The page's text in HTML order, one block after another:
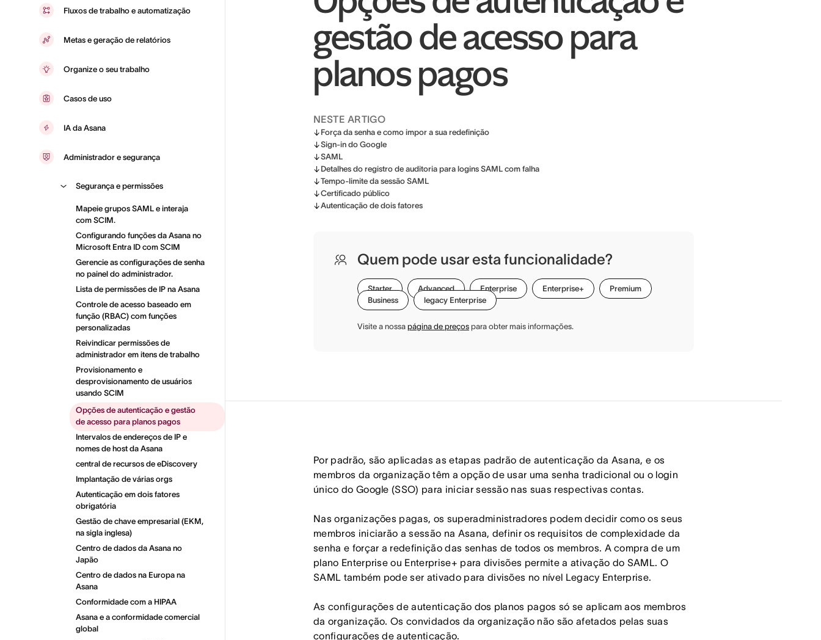
Fluxos de trabalho e automatização
Metas e geração de relatórios
Organize o seu trabalho
Casos de uso
IA da Asana
Administrador e segurança
Segurança e permissões
Mapeie grupos SAML e interaja
com SCIM.
Configurando funções da Asana no
Microsoft Entra ID com SCIM
Gerencie as configurações de senha
no painel do administrador.
Lista de permissões de IP na Asana
Controle de acesso baseado em
função (RBAC) com funções
personalizadas
Reivindicar permissões de
administrador em itens de trabalho
Provisionamento e
desprovisionamento de usuários
usando SCIM
Opções de autenticação e gestão
de acesso para planos pagos
Intervalos de endereços de IP e
nomes de host da Asana
central de recursos de eDiscovery
Implantação de várias orgs
Autenticação em dois fatores
obrigatória
Gestão de chave empresarial (EKM,
na sigla inglesa)
Centro de dados da Asana no
Japão
Centro de dados na Europa na
Asana
Conformidade com a HIPAA
Asana e a conformidade comercial
global
gestão de acesso para
planos pagos
NESTE ARTIGO
Força da senha e como impor a sua redefinição
Sign-in do Google
SAML
Detalhes do registro de auditoria para logins SAML com falha
Tempo-limite da sessão SAML
Certificado público
Autenticação de dois fatores
Quem pode usar esta funcionalidade?
Starter Advanced Enterprise Enterprise+
Premium
Business
legacy Enterprise
Visite a nossa página de preços para obter mais informações.
Por padrão, são aplicadas as etapas padrão de autenticação da Asana, e os
membros da organização têm a opção de usar uma senha tradicional ou o login
único do Google (SSO) para iniciar sessão nas suas respectivas contas.
Nas organizações pagas, os superadministradores podem decidir como os seus
membros iniciarão a sessão na Asana, definir os requisitos de complexidade da
senha e forçar a redefinição das senhas de todos os membros. A compra de um
plano Enterprise ou Enterprise+ para divisões permite a ativação do SAML. O
SAML também pode ser ativado para divisões no nível Legacy Enterprise.
As configurações de autenticação dos planos pagos só se aplicam aos membros
da organização. Os convidados da organização não são afetados pelas suas
configurações de autenticação.